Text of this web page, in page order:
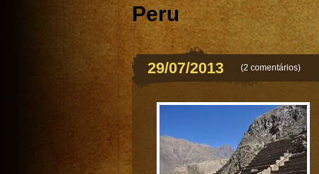
Peru
29/07/2013 (2 comentários)